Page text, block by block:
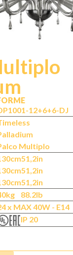
12+6+6-DJ
Multiplo
51,2in
51,2in
51,2in
88.2lb
x MAX 40W - E14
IP 20